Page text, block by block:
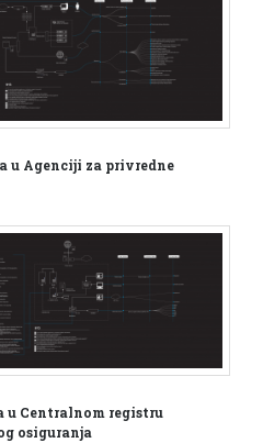
u Agenciji za privredne
u Centralnom registru
osiguranja